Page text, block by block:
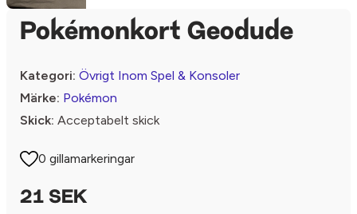
Pokémonkort Geodude
Kategori: Övrigt Inom Spel & Konsoler
Märke: Pokémon
Skick: Acceptabelt skick
0 gillamarkeringar
21 SEK